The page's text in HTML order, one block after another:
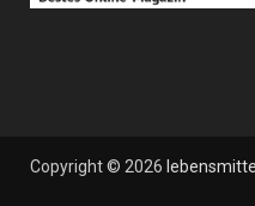
Copyright © 2026